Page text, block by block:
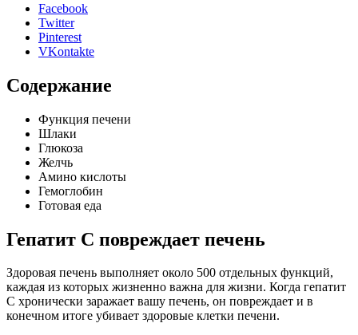
Facebook
Twitter
Pinterest
VKontakte
Содержание
Функция печени
Шлаки
Глюкоза
Желчь
Амино кислоты
Гемоглобин
Готовая еда
Гепатит С повреждает печень
Здоровая печень выполняет около 500 отдельных функций,
каждая из которых жизненно важна для жизни. Когда гепатит
C хронически заражает вашу печень, он повреждает и в
конечном итоге убивает здоровые клетки печени.